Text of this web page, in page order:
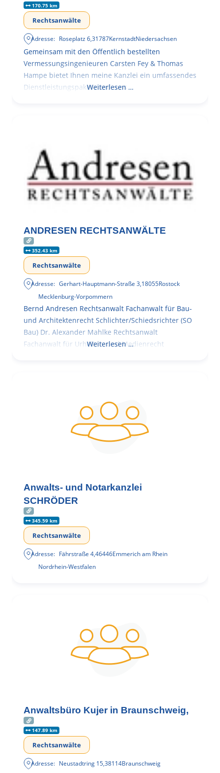
170.75 km
Rechtsanwälte
Adresse: Roseplatz 6,31787KernstadtNiedersachsen
Gemeinsam mit den Öffentlich bestellten
Vermessungsingenieuren Carsten Fey & Thomas
Hampe bietet Ihnen meine Kanzlei ein umfassendes
Dienstleistungspaket rund ums
Weiterlesen …
ANDRESEN RECHTSANWÄLTE
352.43 km
Rechtsanwälte
Adresse: Gerhart-Hauptmann-Straße 3,18055Rostock
Mecklenburg-Vorpommern
Bernd Andresen Rechtsanwalt Fachanwalt für Bau-
und Architektenrecht Schlichter/Schiedsrichter (SO
Bau) Dr. Alexander Mahlke Rechtsanwalt
Fachanwalt für Urheber- und Medienrecht
Weiterlesen …
Anwalts- und Notarkanzlei
SCHRÖDER
345.59 km
Rechtsanwälte
Adresse: Fährstraße 4,46446Emmerich am Rhein
Nordrhein-Westfalen
Anwaltsbüro Kujer in Braunschweig,
147.89 km
Rechtsanwälte
Adresse: Neustadtring 15,38114Braunschweig